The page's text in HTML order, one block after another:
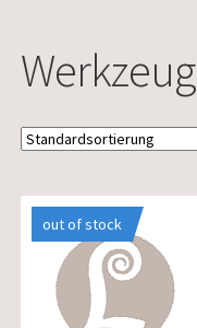
Werkzeug
out of stock